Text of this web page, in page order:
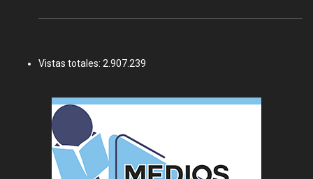
Vistas totales: 2.907.239